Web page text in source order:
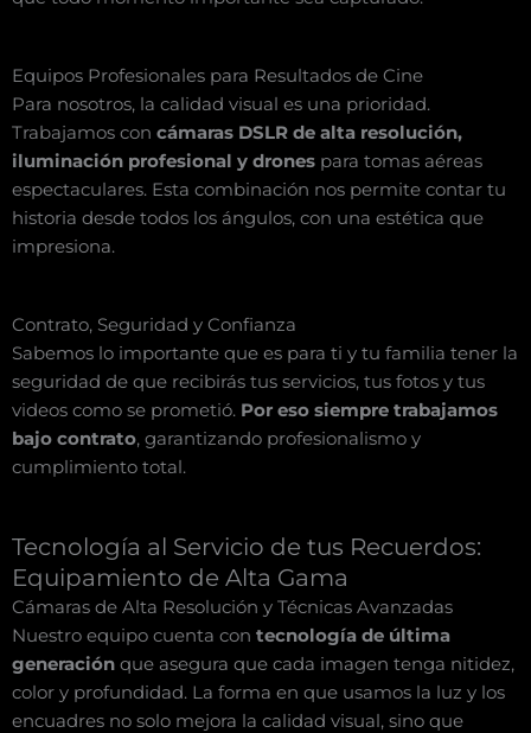
Equipos Profesionales para Resultados de Cine
Para nosotros, la calidad visual es una prioridad.
Trabajamos con cámaras DSLR de alta resolución,
iluminación profesional y drones para tomas aéreas
espectaculares. Esta combinación nos permite contar tu
historia desde todos los ángulos, con una estética que
impresiona.
Contrato, Seguridad y Confianza
Sabemos lo importante que es para ti y tu familia tener la
seguridad de que recibirás tus servicios, tus fotos y tus
videos como se prometió. Por eso siempre trabajamos
bajo contrato, garantizando profesionalismo y
cumplimiento total.
Tecnología al Servicio de tus Recuerdos:
Equipamiento de Alta Gama
Cámaras de Alta Resolución y Técnicas Avanzadas
Nuestro equipo cuenta con tecnología de última
generación que asegura que cada imagen tenga nitidez,
color y profundidad. La forma en que usamos la luz y los
encuadres no solo mejora la calidad visual, sino que